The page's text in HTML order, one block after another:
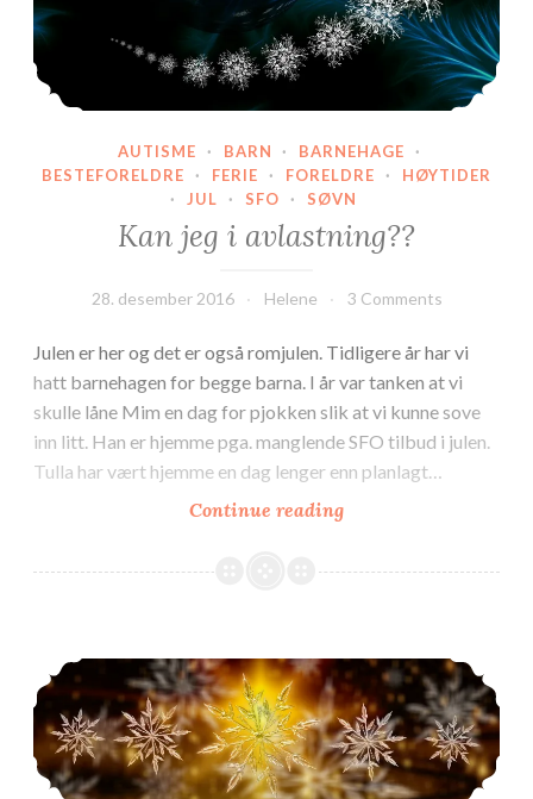
AUTISME · BARN · BARNEHAGE
·
BESTEFORELDRE
· FERIE · FORELDRE ·
HØYTIDER
·
JUL · SFO · SØVN
Kan jeg i avlastning??
28. desember 2016 Helene 3 Comments
Julen er her og det er også romjulen. Tidligere år har vi
hatt barnehagen for begge barna. I år var tanken at vi
skulle låne Mim en dag for pjokken slik at vi kunne sove
inn litt. Han er hjemme pga. manglende SFO tilbud i julen.
Tulla har vært hjemme en dag lenger enn planlagt…
Continue readingKan
i
Julen i Annerledeshusene